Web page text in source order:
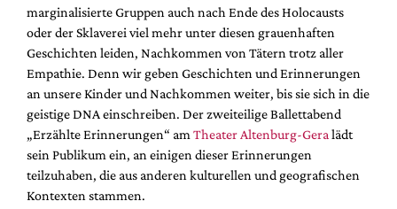
Podcast
Service
Shop / Abo
Newsletter
Redaktion
Autor:innen
Partner
marginalisierte Gruppen auch nach Ende des Holocausts
oder der Sklaverei viel mehr unter diesen grauenhaften
Geschichten leiden, Nachkommen von Tätern trotz aller
Empathie. Denn wir geben Geschichten und Erinnerungen
an unsere Kinder und Nachkommen weiter, bis sie sich in die
geistige DNA einschreiben. Der zweiteilige Ballettabend
„Erzählte Erinnerungen“ am Theater Altenburg-Gera lädt
sein Publikum ein, an einigen dieser Erinnerungen
teilzuhaben, die aus anderen kulturellen und geografischen
Kontexten stammen.